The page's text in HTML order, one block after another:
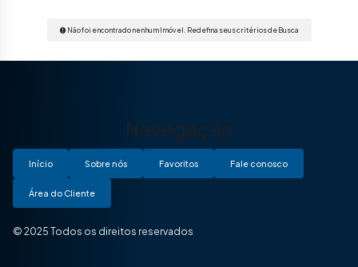
Não foi encontrado nenhum Imóvel. Redefina seus critérios de Busca
Navegação
Início Sobre nós Favoritos Fale conosco
Área do Cliente
© 2025 Todos os direitos reservados